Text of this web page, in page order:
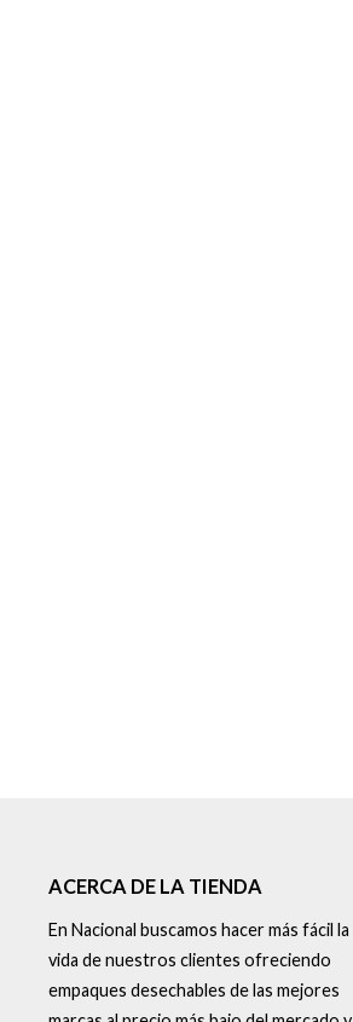
ACERCA DE LA TIENDA
En Nacional buscamos hacer más fácil la
vida de nuestros clientes ofreciendo
empaques desechables de las mejores